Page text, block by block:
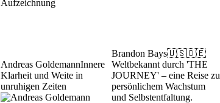
Andreas GoldemannInnere
Klarheit und Weite in
unruhigen Zeiten
Brandon Bays🇺🇸🇩🇪
Weltbekannt durch 'THE
JOURNEY' – eine Reise zu
persönlichem Wachstum
und Selbstentfaltung.